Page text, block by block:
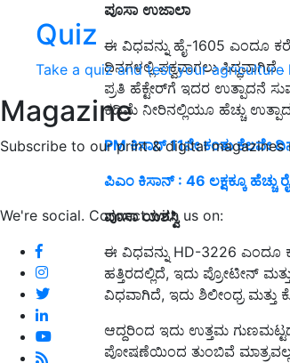
Quiz
Take a quiz and test your agriculture
Magazine
Subscribe to our print & digital magazines
We're social. Connect with us on:
ಪೂಸಾ ಉಜಾಲಾ
ಈ ವಿಧವನ್ನು ಹೈ-1605 ಎಂದೂ
ದಿನಗಳಲ್ಲಿ ಪಕ್ವವಾಗಲು ಸಿದ್ಧವಾಗಿದೆ.
ಪ್ರತಿ ಹೆಕ್ಟೇರ್‌ಗೆ ಇದರ ಉತ್ಪಾದನೆ
ಕಡಿಮೆ ನೀರಿನಲ್ಲಿಯೂ ಹೆಚ್ಚು
PM ಕಿಸಾನ್ 11ನೇ ಕಂತು ಕೆಲವೇ
ಪಿಎಂ ಕಿಸಾನ್‌ : 46 ಲಕ್ಷಕ್ಕೂ ಹೆಚ್ಚು
ಪೂಸಾ ಯಶಸ್ವಿ
ಈ ವಿಧವನ್ನು HD-3226 ಎಂದೂ
ಹತ್ತಿರದಲ್ಲಿದೆ, ಇದು ಪ್ರೋಟೀನ್
ವಿಧವಾಗಿದೆ, ಇದು ಶಿಲೀಂಧ್ರ
ಆದ್ದರಿಂದ ಇದು ಉತ್ತಮ
ಪೋಷಣೆಯಿಂದ ತುಂಬಿವೆ ಮಾತ್ರವಲ್ಲದೆ